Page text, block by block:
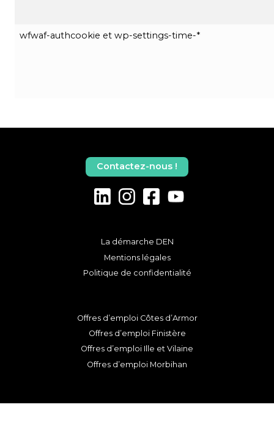
wfwaf-authcookie et wp-settings-time-*
La démarche DEN
Mentions légales
Politique de confidentialité
Contactez-nous !
Offres d’emploi Côtes d’Armor
Offres d’emploi Finistère
Offres d’emploi Ille et Vilaine
Offres d’emploi Morbihan